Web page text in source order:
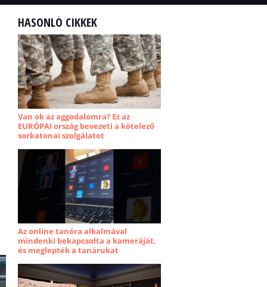
HASONLÓ CIKKEK
Van ok az aggodalomra? Ez az
EURÓPAI ország bevezeti a kötelező
sorkatonai szolgálatot
Az online tanóra alkalmával
mindenki bekapcsolta a kameráját,
és meglepték a tanárukat